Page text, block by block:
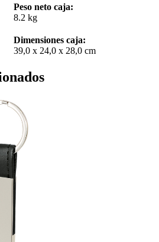
Peso neto caja:
8.2 kg
Dimensiones caja:
39,0 x 24,0 x 28,0 cm